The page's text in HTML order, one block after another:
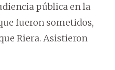
pública en la
fueron sometidos,
Riera. Asistieron